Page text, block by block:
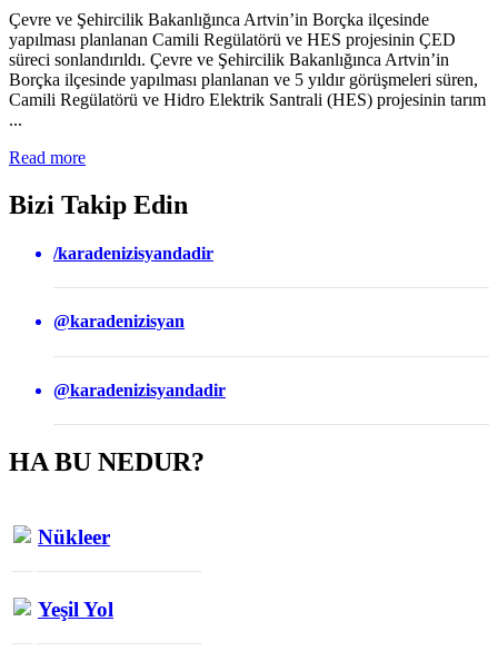
Çevre ve Şehircilik Bakanlığınca Artvin’in Borçka ilçesinde
yapılması planlanan Camili Regülatörü ve HES projesinin ÇED
süreci sonlandırıldı. Çevre ve Şehircilik Bakanlığınca Artvin’in
Borçka ilçesinde yapılması planlanan ve 5 yıldır görüşmeleri süren,
Camili Regülatörü ve Hidro Elektrik Santrali (HES) projesinin tarım
...
Read more
Bizi Takip Edin
/karadenizisyandadir
@karadenizisyan
@karadenizisyandadir
HA BU NEDUR?
Nükleer
Yeşil Yol